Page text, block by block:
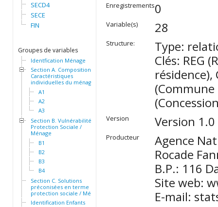
SECD4
SECE
FIN
Groupes de variables
Identfication Ménage
Section A. Composition et
Caractéristiques
individuelles du ménage
A1
A2
A3
Section B. Vulnérabilité et
Protection Sociale /
Ménage
B1
B2
B3
B4
Section C. Solutions
préconisées en terme de
protection sociale / Ménage
Identification Enfants
Enregistrements0
Variable(s) 28
Structure:
Type:
Clés: REG
résidence),
(Commune
Version Version
Producteur
Agence
Rocade
B.P.: 116
Site web:
E-mail: